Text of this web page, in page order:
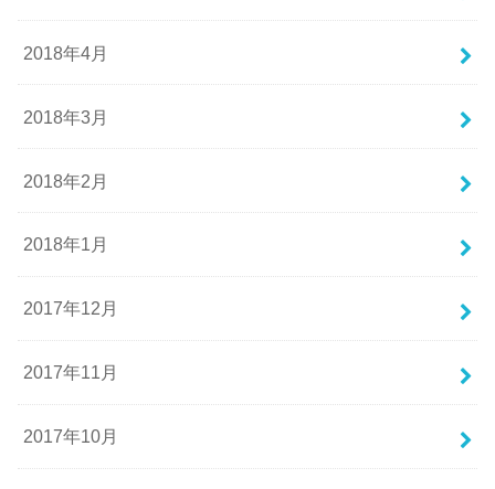
2018年4月
2018年3月
2018年2月
2018年1月
2017年12月
2017年11月
2017年10月